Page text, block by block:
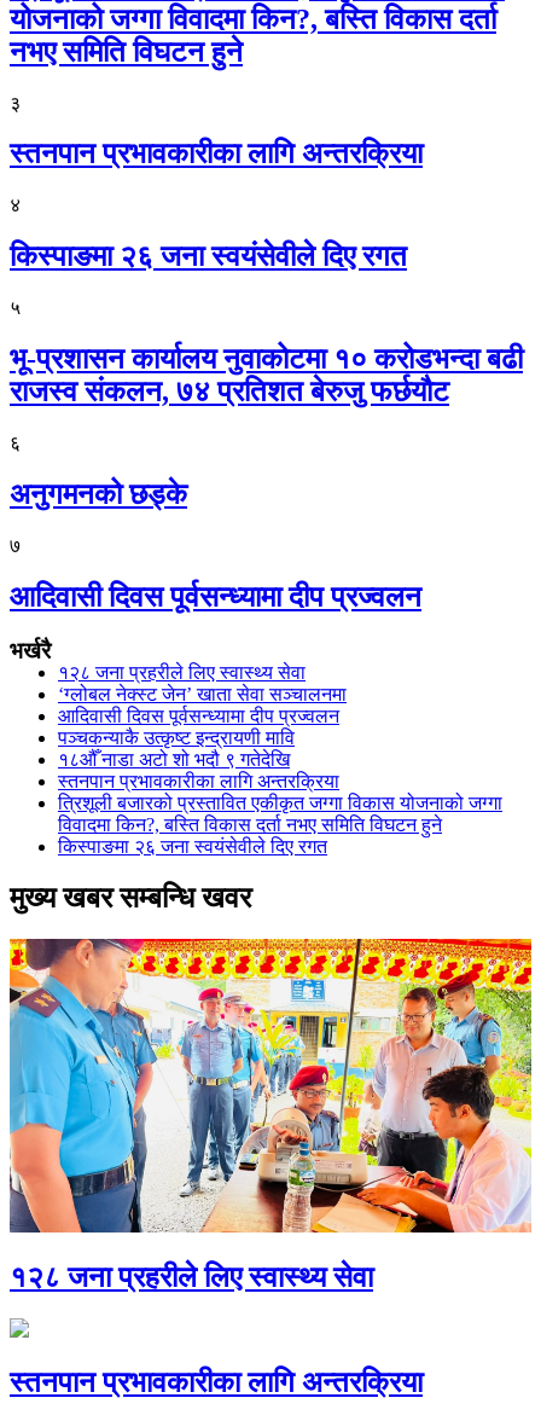
योजनाको जग्गा विवादमा किन?, बस्ति विकास दर्ता
नभए समिति विघटन हुने
३
स्तनपान प्रभावकारीका लागि अन्तरक्रिया
४
किस्पाङमा २६ जना स्वयंसेवीले दिए रगत
५
भू-प्रशासन कार्यालय नुवाकोटमा १० करोडभन्दा बढी
राजस्व संकलन, ७४ प्रतिशत बेरुजु फर्छयौट
६
अनुगमनको छड्के
७
आदिवासी दिवस पूर्वसन्ध्यामा दीप प्रज्वलन
भर्खरै
१२८ जना प्रहरीले लिए स्वास्थ्य सेवा
‘ग्लोबल नेक्स्ट जेन’ खाता सेवा सञ्चालनमा
आदिवासी दिवस पूर्वसन्ध्यामा दीप प्रज्वलन
पञ्चकन्याकै उत्कृष्ट इन्द्रायणी मावि
१८औँ नाडा अटो शो भदौ ९ गतेदेखि
स्तनपान प्रभावकारीका लागि अन्तरक्रिया
त्रिशूली बजारको प्रस्तावित एकीकृत जग्गा विकास योजनाको जग्गा
विवादमा किन?, बस्ति विकास दर्ता नभए समिति विघटन हुने
किस्पाङमा २६ जना स्वयंसेवीले दिए रगत
मुख्य खबर सम्बन्धि खवर
१२८ जना प्रहरीले लिए स्वास्थ्य सेवा
स्तनपान प्रभावकारीका लागि अन्तरक्रिया